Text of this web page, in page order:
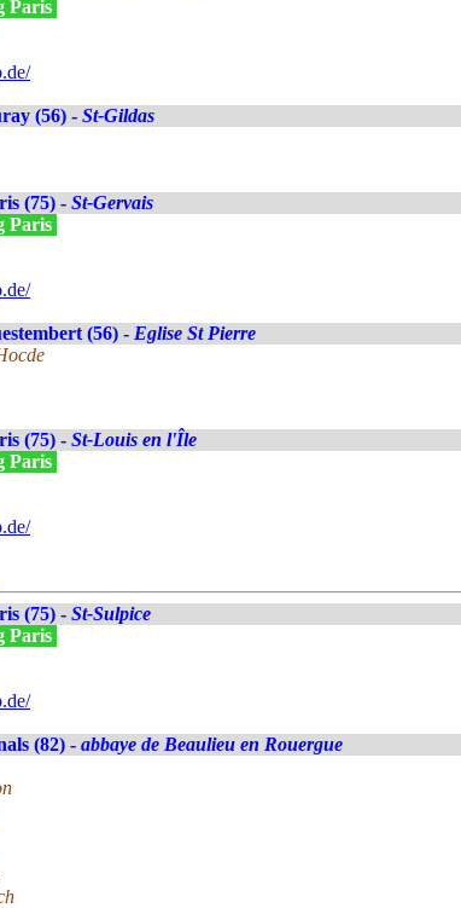
Paris
(56) - St-Gildas
(75) - St-Gervais
Paris
(56) - Eglise St Pierre
(75) - St-Louis en l'Île
Paris
(75) - St-Sulpice
Paris
(82) - abbaye de Beaulieu en Rouergue